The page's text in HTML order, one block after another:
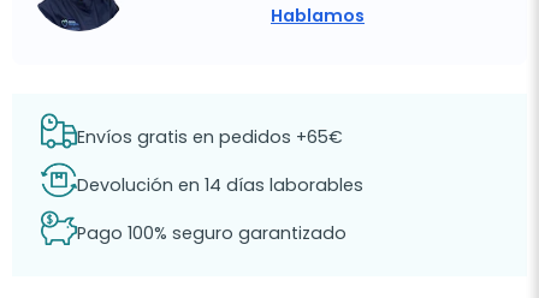
Hablamos
Envíos gratis en pedidos +65€
Devolución en 14 días laborables
Pago 100% seguro garantizado